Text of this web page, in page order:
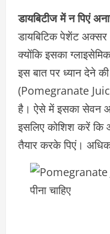
डायबिटीज में न पिएं
डायबिटिक पेशेंट
क्योंकि इसका
इस बात पर ध्यान देने
(Pomegranate
है। ऐसे में इसका सेवन
इसलिए कोशिश करें
तैयार करके पिएं।